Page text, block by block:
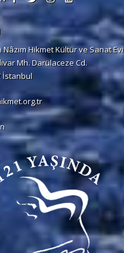
Nâzım Hikmet Kültür ve Sanat Evi
Mh. Darülaceze Cd.
İstanbul